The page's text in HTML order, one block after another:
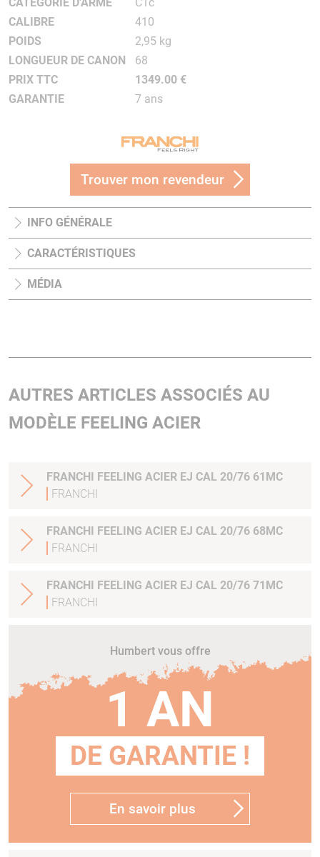
CATÉGORIE D'ARME
C1c
CALIBRE
410
POIDS
2,95 kg
LONGUEUR DE CANON
68
PRIX TTC
1349.00 €
GARANTIE
7 ans
Trouver mon revendeur
INFO GÉNÉRALE
CARACTÉRISTIQUES
MÉDIA
AUTRES ARTICLES ASSOCIÉS AU
MODÈLE FEELING ACIER
FRANCHI FEELING ACIER EJ CAL 20/76 61MC
FRANCHI
FRANCHI FEELING ACIER EJ CAL 20/76 68MC
FRANCHI
FRANCHI FEELING ACIER EJ CAL 20/76 71MC
FRANCHI
Humbert vous offre
1 AN
DE GARANTIE !
En savoir plus